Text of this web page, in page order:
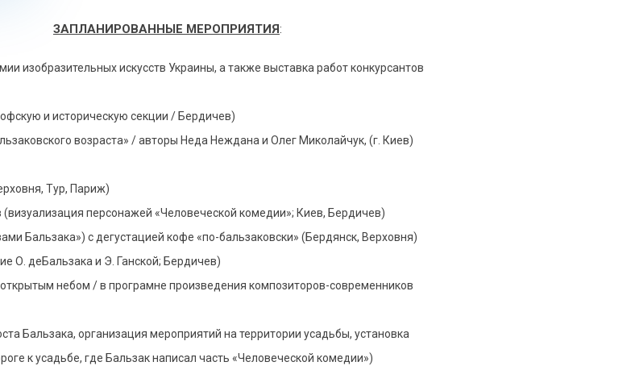
ЗАПЛАНИРОВАННЫЕ МЕРОПРИЯТИЯ:
изобразительных искусств Украины, а также выставка работ конкурсантов
и историческую секции / Бердичев)
возраста» / авторы Неда Неждана и Олег Миколайчук, (г. Киев)
Тур, Париж)
персонажей «Человеческой комедии»; Киев, Бердичев)
Бальзака») с дегустацией кофе «по-бальзаковски» (Бердянск, Верховня)
О. деБальзака и Э. Ганской; Бердичев)
небом / в програмне произведения композиторов-современников
Бальзака, организация мероприятий на территории усадьбы, установка
к усадьбе, где Бальзак написал часть «Человеческой комедии»)